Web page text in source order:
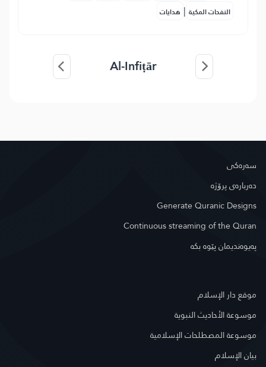
النفحات المكية | هدايات
Al-Infiṭār
سه‌ره‌كی
دەربارەی پرۆژە
Generate Quranic Designs
Continuous streaming of the Quran
په‌یوه‌ندیمان پێوه‌ بكه‌
موقع دار الإسلام
موسوعة الأحاديث النبوية
موسوعة المصطلحات الإسلامية
بيان الإسلام